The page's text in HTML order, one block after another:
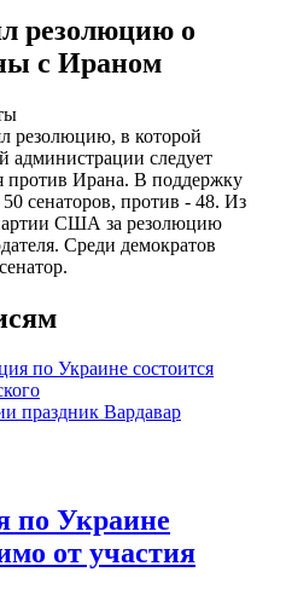
резолюцию о
с Ираном
резолюцию, в которой
администрации следует
против Ирана. В поддержку
сенаторов, против - 48. Из
США за резолюцию
Среди демократов
по Украине состоится
праздник Вардавар
по Украине
от участия